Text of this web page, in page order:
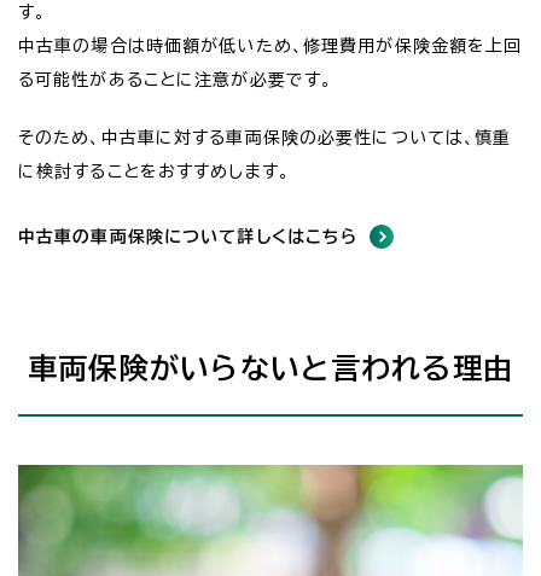
す。
中古車の場合は時価額が低いため、修理費用が保険金額を上回
る可能性があることに注意が必要です。
そのため、中古車に対する車両保険の必要性については、慎重
に検討することをおすすめします。
中古車の車両保険について詳しくはこちら
車両保険がいらないと言われる理由